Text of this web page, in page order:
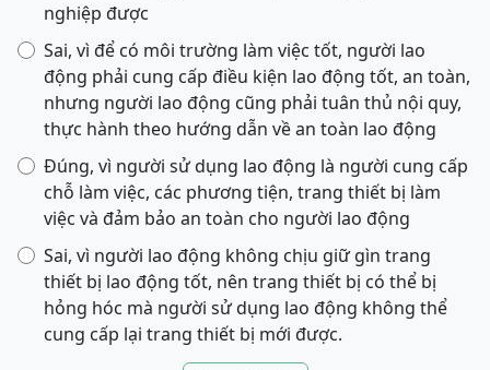
nghiệp được
Sai, vì để có môi trường làm việc tốt, người lao
động phải cung cấp điều kiện lao động tốt, an toàn,
nhưng người lao động cũng phải tuân thủ nội quy,
thực hành theo hướng dẫn về an toàn lao động
Đúng, vì người sử dụng lao động là người cung cấp
chỗ làm việc, các phương tiện, trang thiết bị làm
việc và đảm bảo an toàn cho người lao động
Sai, vì người lao động không chịu giữ gìn trang
thiết bị lao động tốt, nên trang thiết bị có thể bị
hỏng hóc mà người sử dụng lao động không thể
cung cấp lại trang thiết bị mới được.